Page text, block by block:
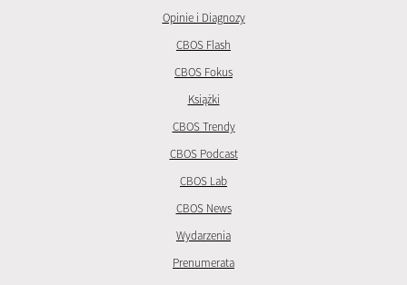
Opinie i Diagnozy
CBOS Flash
CBOS Fokus
Książki
CBOS Trendy
CBOS Podcast
CBOS Lab
CBOS News
Wydarzenia
Prenumerata